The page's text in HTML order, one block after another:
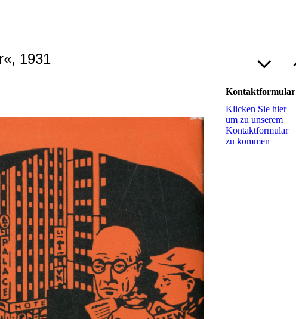
1931
Kontaktformular
Klicken Sie hier
um zu unserem
Kon­takt­for­mu­lar
zu kommen